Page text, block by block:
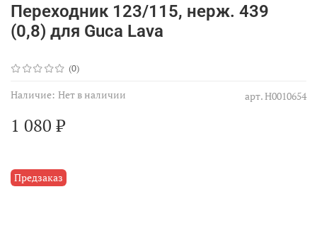
(0)
арт.Н0010654
Наличие: Нет в наличии
Предзаказ
Переходник 123/115, нерж. 439
(0,8) для Guca Lava
1 080 ₽